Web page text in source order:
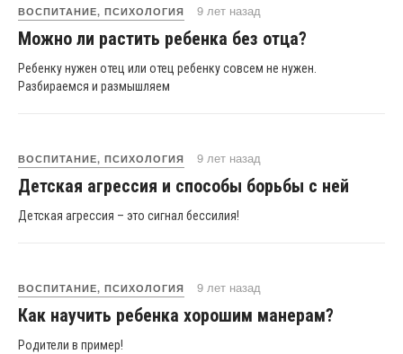
ВОСПИТАНИЕ, ПСИХОЛОГИЯ 9 лет назад
Можно ли растить ребенка без отца?
Ребенку нужен отец или отец ребенку совсем не нужен.
Разбираемся и размышляем
ВОСПИТАНИЕ, ПСИХОЛОГИЯ 9 лет назад
Детская агрессия и способы борьбы с ней
Детская агрессия – это сигнал бессилия!
ВОСПИТАНИЕ, ПСИХОЛОГИЯ 9 лет назад
Как научить ребенка хорошим манерам?
Родители в пример!